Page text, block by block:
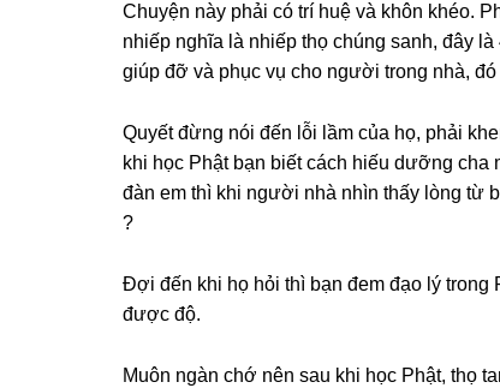
Chuyện này phải có trí huệ và khôn khéo.
nhiếp nghĩa là nhiếp thọ chúng sanh, đây
giúp đỡ và phục vụ cho người trong nhà,
Quyết đừng nói đến lỗi lầm của họ, phải
khi học Phật bạn biết cách hiếu dưỡng
đàn em thì khi người nhà nhìn thấy lòng từ
?
Ðợi đến khi họ hỏi thì bạn đem đạo lý trong
được độ.
Muôn ngàn chớ nên sau khi học Phật, thọ